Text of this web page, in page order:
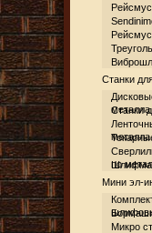
Рейсмус
Станки
металла
Станки
металла
по
Мини эл-
Микро